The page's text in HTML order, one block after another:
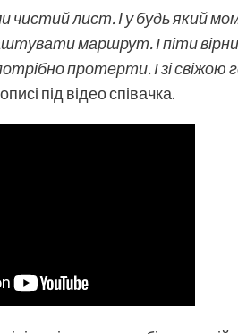
чистий лист. І у будь який
маршрут. І піти
протерти. І зі свіжою
під відео співачка.